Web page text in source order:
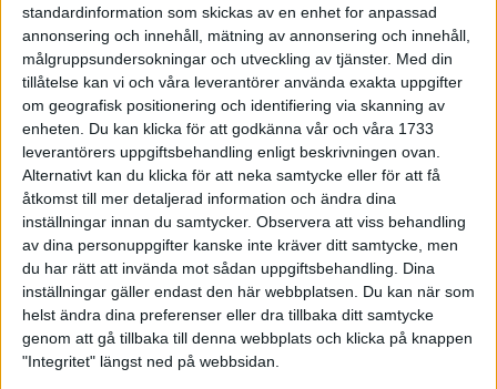
standardinformation som skickas av en enhet for anpassad
annonsering och innehåll, mätning av annonsering och innehåll,
målgruppsundersokningar och utveckling av tjänster. Med din
tillåtelse kan vi och våra leverantörer använda exakta uppgifter
om geografisk positionering och identifiering via skanning av
enheten. Du kan klicka för att godkänna vår och våra 1733
leverantörers uppgiftsbehandling enligt beskrivningen ovan.
Alternativt kan du klicka för att neka samtycke eller för att få
åtkomst till mer detaljerad information och ändra dina
inställningar innan du samtycker. Observera att viss behandling
av dina personuppgifter kanske inte kräver ditt samtycke, men
du har rätt att invända mot sådan uppgiftsbehandling. Dina
inställningar gäller endast den här webbplatsen. Du kan när som
helst ändra dina preferenser eller dra tillbaka ditt samtycke
genom att gå tillbaka till denna webbplats och klicka på knappen
"Integritet" längst ned på webbsidan.
Med pastaparty på Hard Rock Cafe, rockband längs hela banan
och efterfest med Lovin'' Spoonful, Huey Lewis & the News
och Pat Benatar kan ingen klaga på inramningen.
Själva loppet kunde dock ha börjat bättre. Starten fick skjutas
upp närmare 40 minuter, rullstolsåkarna i täten fick efter 10
kilometer stanna och vänta i tio minuter på att polisen skulle
stänga av trafiken. Och när en van körde in framför elitlöparna
höll det på att bli rena kaoset.
I täten för Rock & Roll-partyt gick det ändå undan.
Maratondebutanten Philip Taurus var först bland sex kenyaner
i topp. Segertiden blev goda 2.10.42 på den flacka men
knixiga banan med start och mål i centrala San Diego.
I damklassen var ryskorna Nadezhda Ilyina (2.34.17) och Irina
Bogacheva (2.34.28) etta och tvåa.